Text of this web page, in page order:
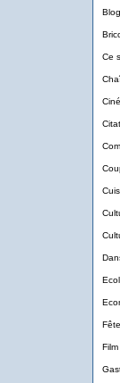
Blog
Ce
Fête
Film